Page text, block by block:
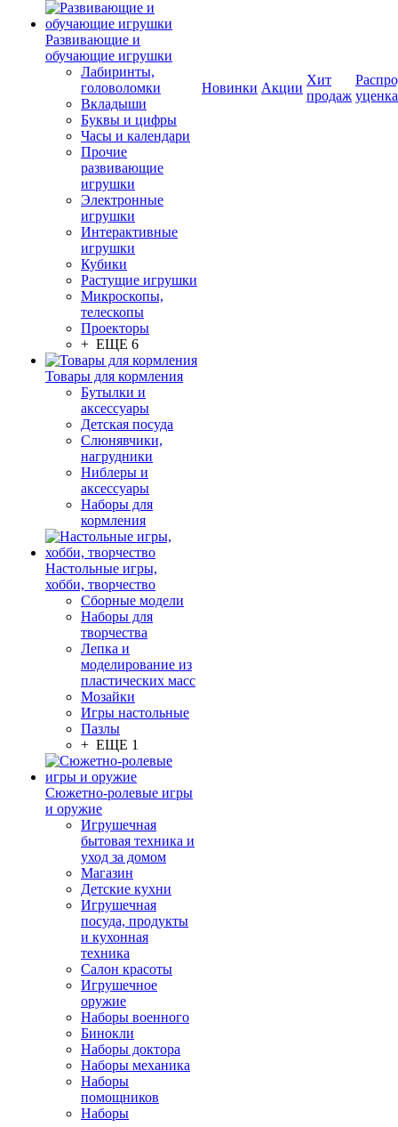
Развивающие и
обучающие игрушки
Лабиринты,
головоломки
Вкладыши
Буквы и цифры
Часы и календари
Прочие
развивающие
игрушки
Электронные
игрушки
Интерактивные
игрушки
Кубики
Растущие игрушки
Микроскопы,
телескопы
Проекторы
+ ЕЩЕ 6
Товары для кормления
Бутылки и
аксессуары
Детская посуда
Слюнявчики,
нагрудники
Ниблеры и
аксессуары
Наборы для
кормления
Настольные игры,
хобби, творчество
Сборные модели
Наборы для
творчества
Лепка и
моделирование из
пластических масс
Мозайки
Игры настольные
Пазлы
+ ЕЩЕ 1
Сюжетно-ролевые игры
и оружие
Игрушечная
бытовая техника и
уход за домом
Магазин
Детские кухни
Игрушечная
посуда, продукты
и кухонная
техника
Салон красоты
Игрушечное
оружие
Наборы военного
Бинокли
Наборы доктора
Наборы механика
Наборы
помощников
Наборы
Новинки Акции
Хит
продаж уценка